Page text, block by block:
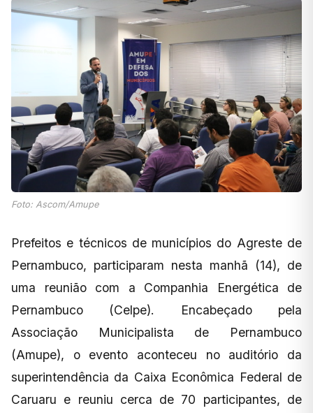
Foto: Ascom/Amupe
Prefeitos e técnicos de municípios do Agreste de
Pernambuco, participaram nesta manhã (14), de
uma reunião com a Companhia Energética de
Pernambuco (Celpe). Encabeçado pela
Associação Municipalista de Pernambuco
(Amupe), o evento aconteceu no auditório da
superintendência da Caixa Econômica Federal de
Caruaru e reuniu cerca de 70 participantes, de